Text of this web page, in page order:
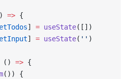
=> {
] = useState([])
] = useState( '' )
() => {
()) {